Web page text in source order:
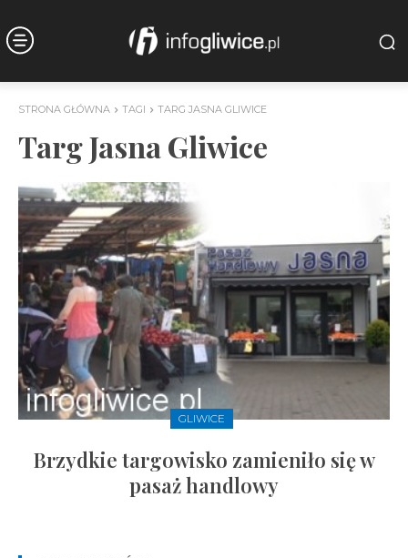
STRONA GŁÓWNA TAGI TARG JASNA GLIWICE
Targ Jasna Gliwice
GLIWICE
Brzydkie targowisko zamieniło się w
pasaż handlowy